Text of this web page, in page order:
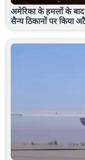
अमेरिका के हमलों के
सैन्य ठिकानों पर किया